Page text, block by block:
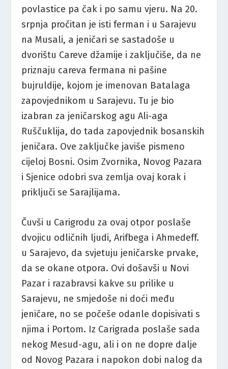
povlastice pa čak i po samu vjeru. Na 20.
srpnja pročitan je isti ferman i u Sarajevu
na Musali, a jeničari se sastadoše u
dvorištu Careve džamije i zaključiše, da ne
priznaju careva fermana ni pašine
bujruldije, kojom je imenovan Batalaga
zapovjednikom u Sarajevu. Tu je bio
izabran za jeničarskog agu Ali-aga
Ruščuklija, do tada zapovjednik bosanskih
jeničara. Ove zaključke javiše pismeno
cijeloj Bosni. Osim Zvornika, Novog Pazara
i Sjenice odobri sva zemlja ovaj korak i
priključi se Sarajlijama.
Čuvši u Carigrodu za ovaj otpor poslaše
dvojicu odličnih ljudi, Arifbega i Ahmedeff.
u Sarajevo, da svjetuju jeničarske prvake,
da se okane otpora. Ovi došavši u Novi
Pazar i razabravsi kakve su prilike u
Sarajevu, ne smjedoše ni doći među
jeničare, no se počeše odanle dopisivati s
njima i Portom. Iz Carigrada poslaše sada
nekog Mesud-agu, ali i on ne dopre dalje
od Novog Pazara i napokon dobi nalog da